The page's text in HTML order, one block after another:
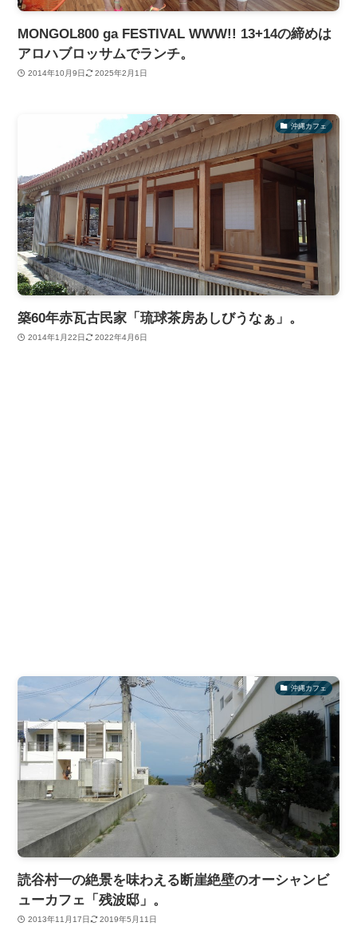
MONGOL800 ga FESTIVAL WWW!! 13+14の締めは
アロハブロッサムでランチ。
2014年10月9日 2025年2月1日
沖縄カフェ
築60年赤瓦古民家「琉球茶房あしびうなぁ」。
2014年1月22日 2022年4月6日
沖縄カフェ
読谷村一の絶景を味わえる断崖絶壁のオーシャンビ
ューカフェ「残波邸」。
2013年11月17日 2019年5月11日